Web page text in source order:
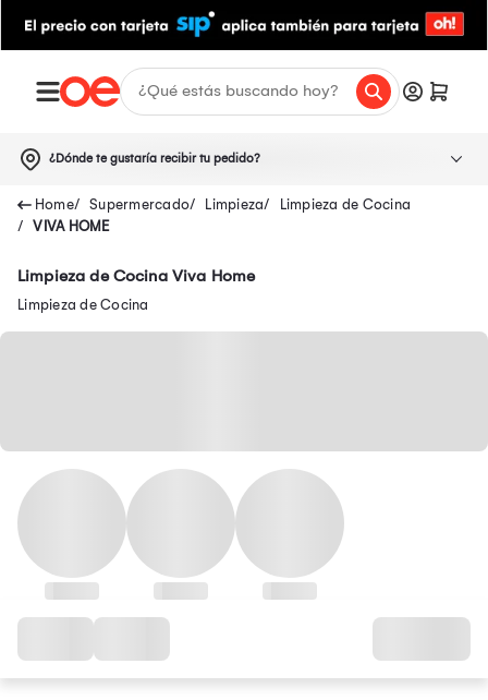
¿Dónde te gustaría recibir tu pedido?
Supermercado Limpieza
Limpieza de Cocina
VIVA HOME
Limpieza de Cocina Viva Home
Limpieza de Cocina